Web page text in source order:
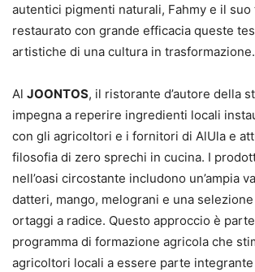
autentici pigmenti naturali, Fahmy e il suo
restaurato con grande efficacia queste
artistiche di una cultura in trasformazione.
Al JOONTOS, il ristorante d’autore della
impegna a reperire ingredienti locali
con gli agricoltori e i fornitori di AlUla e
filosofia di zero sprechi in cucina. I
nell’oasi circostante includono un’ampia
datteri, mango, melograni e una
ortaggi a radice. Questo approccio è
programma di formazione agricola che
agricoltori locali a essere parte